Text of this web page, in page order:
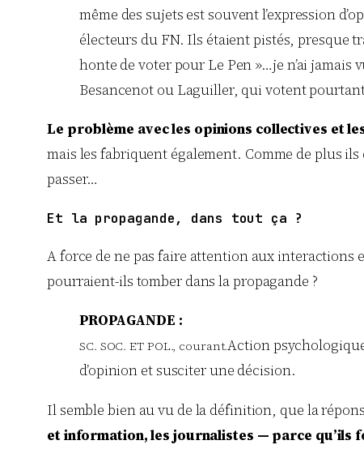
même des sujets est souvent l’expression
électeurs du FN. Ils étaient pistés, presque
honte de voter pour Le Pen »…je n’ai
Besancenot ou Laguiller, qui votent
Le problème avec les opinions collectives et
mais les fabriquent également. Comme de plus
passer…
Et la propagande, dans tout ça ?
A force de ne pas faire attention aux interactions
pourraient-ils tomber dans la propagande ?
PROPAGANDE :
SC. SOC. ET POL., courant.Action
d’opinion et susciter une décision.
Il semble bien au vu de la définition, que la
et information, les journalistes — parce qu’ils